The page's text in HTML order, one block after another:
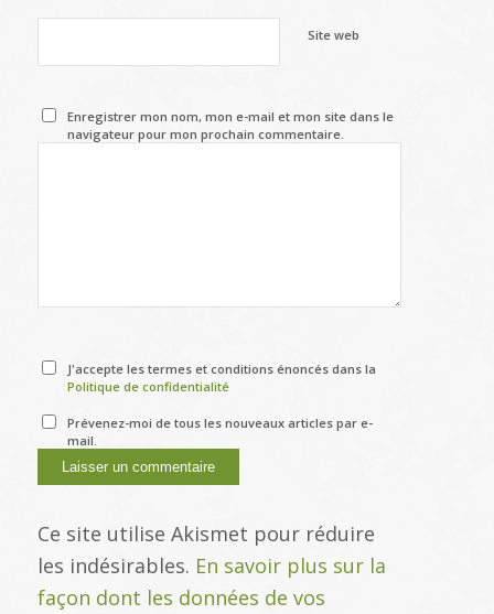
Site web
Enregistrer mon nom, mon e-mail et mon site dans le
navigateur pour mon prochain commentaire.
J'accepte les termes et conditions énoncés dans la
Politique de confidentialité
Prévenez-moi de tous les nouveaux articles par e-
mail.
Ce site utilise Akismet pour réduire
les indésirables. En savoir plus sur la
façon dont les données de vos